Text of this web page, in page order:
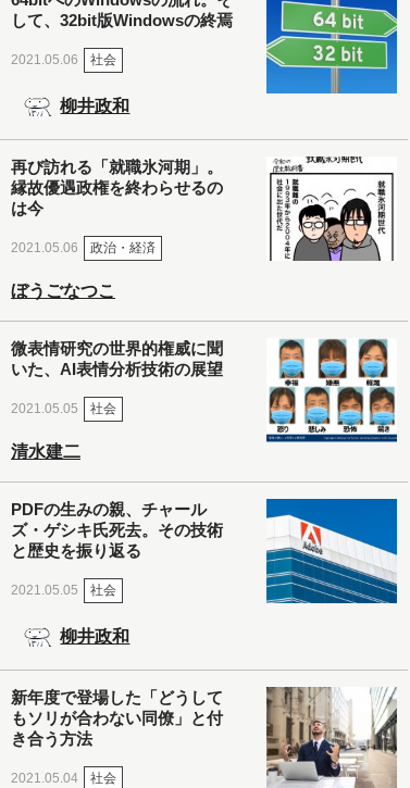
して、32bit版Windowsの終焉
2021.05.06 社会
柳井政和
再び訪れる「就職氷河期」。
縁故優遇政権を終わらせるの
は今
2021.05.06 政治・経済
ぼうごなつこ
微表情研究の世界的権威に聞
いた、AI表情分析技術の展望
2021.05.05 社会
清水建二
PDFの生みの親、チャール
ズ・ゲシキ氏死去。その技術
と歴史を振り返る
2021.05.05 社会
柳井政和
新年度で登場した「どうして
もソリが合わない同僚」と付
き合う方法
2021.05.04 社会